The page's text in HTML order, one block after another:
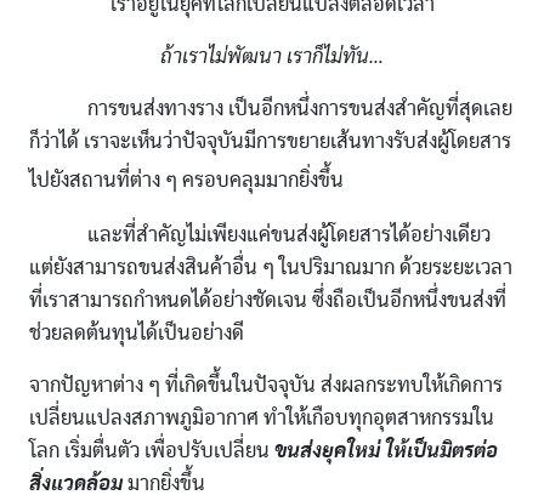
เราอยู่ในยุคที่โลกเปลี่ยนแปลงตลอดเวลา
ถ้าเราไม่พัฒนา เราก็ไม่ทัน…
การขนส่งทางราง เป็นอีกหนึ่งการขนส่งสำคัญที่สุดเลย
ก็ว่าได้ เราจะเห็นว่าปัจจุบันมีการขยายเส้นทางรับส่งผู้โดยสาร
ไปยังสถานที่ต่าง ๆ ครอบคลุมมากยิ่งขึ้น
และที่สำคัญไม่เพียงแค่ขนส่งผู้โดยสารได้อย่างเดียว
แต่ยังสามารถขนส่งสินค้าอื่น ๆ ในปริมาณมาก ด้วยระยะเวลา
ที่เราสามารถกำหนดได้อย่างชัดเจน ซึ่งถือเป็นอีกหนึ่งขนส่งที่
ช่วยลดต้นทุนได้เป็นอย่างดี
จากปัญหาต่าง ๆ ที่เกิดขึ้นในปัจจุบัน ส่งผลกระทบให้เกิดการ
เปลี่ยนแปลงสภาพภูมิอากาศ ทำให้เกือบทุกอุตสาหกรรมใน
โลก เริ่มตื่นตัว เพื่อปรับเปลี่ยน ขนส่งยุคใหม่ ให้เป็นมิตรต่อ
สิ่งแวดล้อมมากยิ่งขึ้น